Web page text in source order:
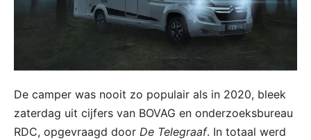
De camper was nooit zo populair als in 2020, bleek
zaterdag uit cijfers van BOVAG en onderzoeksbureau
RDC, opgevraagd door De Telegraaf. In totaal werd